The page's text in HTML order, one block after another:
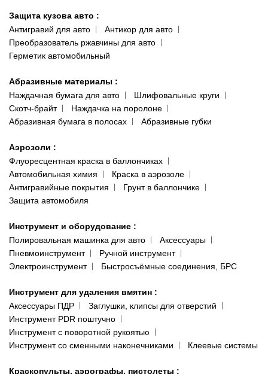
Защита кузова авто :
Антигравий для авто
Антикор для авто
Преобразователь ржавчины для авто
Герметик автомобильный
Абразивные материалы :
Наждачная бумага для авто
Шлифовальные круги
Скотч-брайт
Наждачка на поролоне
Абразивная бумага в полосах
Абразивные губки
Аэрозоли :
Флуоресцентная краска в баллончиках
Автомобильная химия
Краска в аэрозоле
Антигравийные покрытия
Грунт в баллончике
Защита автомобиля
Инструмент и оборудование :
Полировальная машинка для авто
Аксессуары
Пневмоинструмент
Ручной инструмент
Электроинструмент
Быстросъёмные соединения, БРС
Инструмент для удаления вмятин :
Аксессуары ПДР
Заглушки, клипсы для отверстий
Инструмент PDR поштучно
Инструмент с поворотной рукоятью
Инструмент со сменными наконечниками
Клеевые системы
Краскопульты, аэрографы, пистолеты :